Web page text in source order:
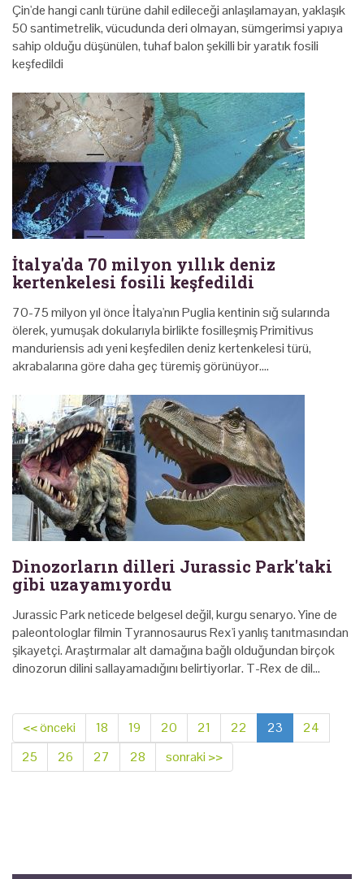
Çin'de hangi canlı türüne dahil edileceği anlaşılamayan, yaklaşık
50 santimetrelik, vücudunda deri olmayan, sümgerimsi yapıya
sahip olduğu düşünülen, tuhaf balon şekilli bir yaratık fosili
keşfedildi
İtalya'da 70 milyon yıllık deniz
kertenkelesi fosili keşfedildi
70-75 milyon yıl önce İtalya'nın Puglia kentinin sığ sularında
ölerek, yumuşak dokularıyla birlikte fosilleşmiş Primitivus
manduriensis adı yeni keşfedilen deniz kertenkelesi türü,
akrabalarına göre daha geç türemiş görünüyor.…
Dinozorların dilleri Jurassic Park'taki
gibi uzayamıyordu
Jurassic Park neticede belgesel değil, kurgu senaryo. Yine de
paleontologlar filmin Tyrannosaurus Rex'i yanlış tanıtmasından
şikayetçi. Araştırmalar alt damağına bağlı olduğundan birçok
dinozorun dilini sallayamadığını belirtiyorlar. T-Rex de dil…
<< önceki 18 19 20 21 22 23
24
25
26 27 28 sonraki >>